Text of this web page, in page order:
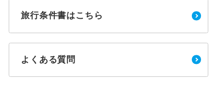
旅行条件書はこちら
よくある質問